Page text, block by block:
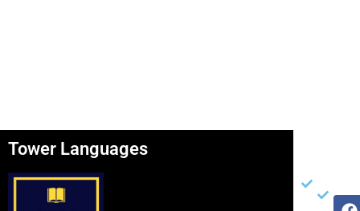
Tower Languages
F
I
Y